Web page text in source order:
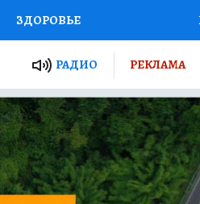
ЗДОРОВЬЕ
РОССИИ
ПУТЕВОДИТЕЛЬ
ТУРИЗМ
ПОТРЕБИТЕЛЯ ВСЕ О КП
РАДИО РЕКЛАМА